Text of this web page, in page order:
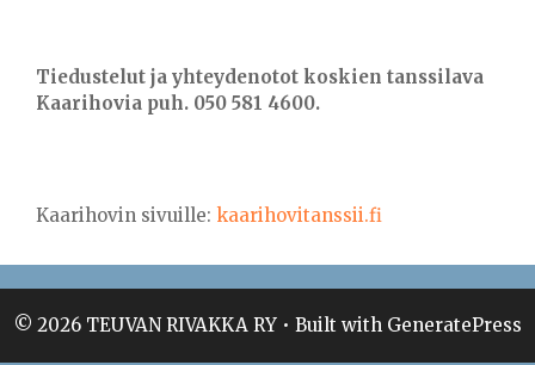
Tiedustelut ja yhteydenotot koskien tanssilava
Kaarihovia puh. 050 581 4600.
Kaarihovin sivuille: kaarihovitanssii.fi
© 2026 TEUVAN RIVAKKA RY• Built with GeneratePress